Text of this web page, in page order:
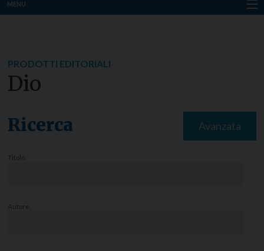
MENU
Notizie
PRODOTTI EDITORIALI
Dio
Ricerca Avanzata
Titolo:
Autore: